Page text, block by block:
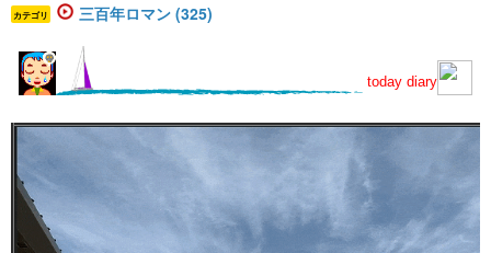
カテゴリ 三百年ロマン (325)
today diary